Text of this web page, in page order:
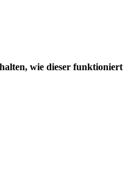
wie dieser funktioniert